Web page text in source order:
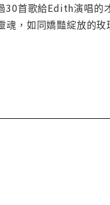
首歌給Edith演唱
，如同嬌豔綻放的玫